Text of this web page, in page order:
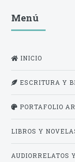
Menú
INICIO
ESCRITURA Y
PORTAFOLIO
LIBROS Y
AUDIORRELATOS